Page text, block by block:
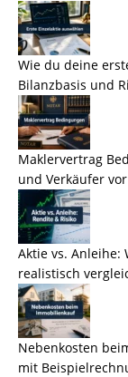
Wie du deine
Bilanzbasis und
Maklervertrag
und Verkäufer
Aktie vs. Anleihe:
realistisch
Nebenkosten
mit